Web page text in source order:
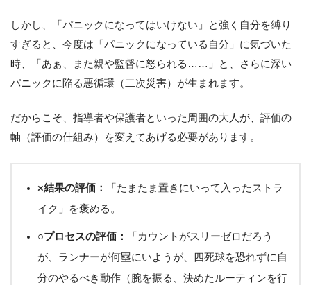
しかし、「パニックになってはいけない」と強く自分を縛り
すぎると、今度は「パニックになっている自分」に気づいた
時、「あぁ、また親や監督に怒られる……」と、さらに深い
パニックに陥る悪循環（二次災害）が生まれます。
だからこそ、指導者や保護者といった周囲の大人が、評価の
軸（評価の仕組み）を変えてあげる必要があります。
×結果の評価：
「たまたま置きにいって入ったストラ
イク」を褒める。
○プロセスの評価：
「カウントがスリーゼロだろう
が、ランナーが何塁にいようが、四死球を恐れずに自
分のやるべき動作（腕を振る、決めたルーティンを行